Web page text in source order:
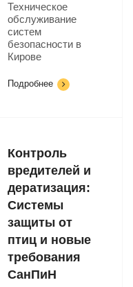
Техническое
обслуживание
систем
безопасности в
Кирове
Подробнее
Контроль
вредителей и
дератизация:
Системы
защиты от
птиц и новые
требования
СанПиН